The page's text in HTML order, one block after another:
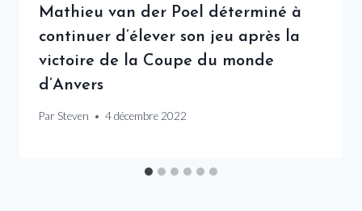
Mathieu van der Poel déterminé à
continuer d’élever son jeu après la
victoire de la Coupe du monde
d’Anvers
Par Steven 4 décembre 2022